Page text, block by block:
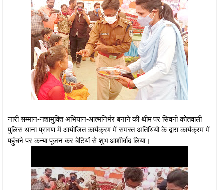
नारी सम्मान-नशामुक्ति अभियान-आत्मनिर्भर बनाने की थीम पर सिवनी कोतवाली
पुलिस थाना प्रांगण में आयोजित कार्यक्रम में समस्त अतिथियों के द्वारा कार्यक्रम में
पहुंचने पर कन्या पूजन कर बेटियों से शुभ आशीर्वाद लिया।